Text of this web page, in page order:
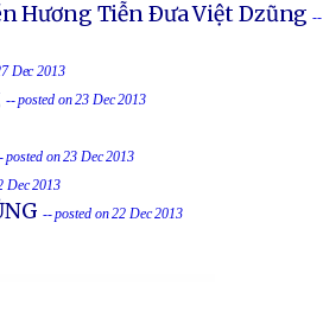
Hương Tiễn Ðưa Việt Dzũng --
Dec 2013
-- posted on 23 Dec 2013
posted on 23 Dec 2013
Dec 2013
-- posted on 22 Dec 2013